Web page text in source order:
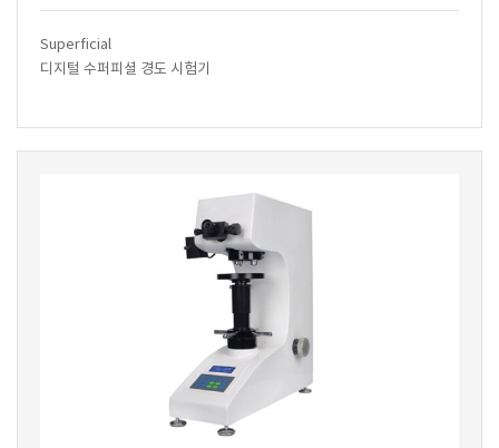
Superficial
디지털 수퍼피셜 경도 시험기